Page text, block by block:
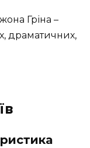
Гріна –
драматичних,